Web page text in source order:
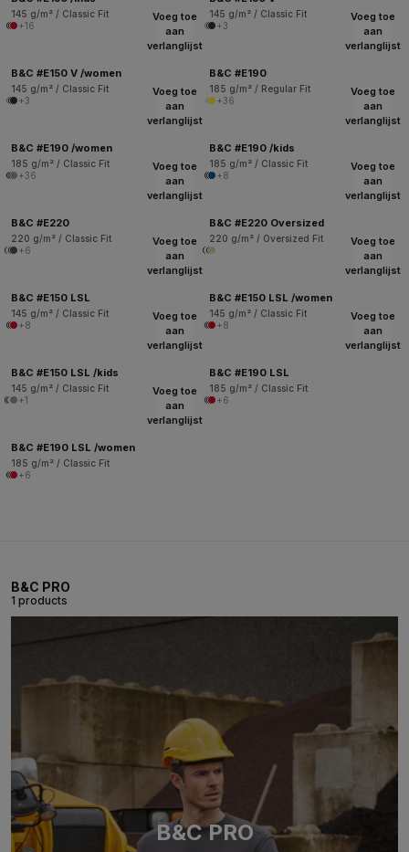
145 g/m² / Classic Fit
+16
145 g/m² / Classic Fit
+3
Voeg toe
aan
verlanglijst
B&C #E150 V /women
145 g/m² / Classic Fit
+3
Voeg toe
aan
verlanglijst
B&C #E190
185 g/m² / Regular Fit
+36
Voeg toe
aan
verlanglijst
B&C #E190 /women
185 g/m² / Classic Fit
+36
Voeg toe
aan
verlanglijst
B&C #E190 /kids
185 g/m² / Classic Fit
+8
Voeg toe
aan
verlanglijst
B&C #E220
220 g/m² / Classic Fit
+6
Voeg toe
aan
verlanglijst
B&C #E220 Oversized
220 g/m² / Oversized Fit
Voeg toe
aan
verlanglijst
B&C #E150 LSL
145 g/m² / Classic Fit
+8
Voeg toe
aan
verlanglijst
B&C #E150 LSL /women
145 g/m² / Classic Fit
+8
Voeg toe
aan
verlanglijst
B&C #E150 LSL /kids
145 g/m² / Classic Fit
+1
Voeg toe
aan
verlanglijst
B&C #E190 LSL
185 g/m² / Classic Fit
+6
Voeg toe
aan
verlanglijst
B&C #E190 LSL /women
185 g/m² / Classic Fit
+6
B&C PRO
1 products
B&C PRO